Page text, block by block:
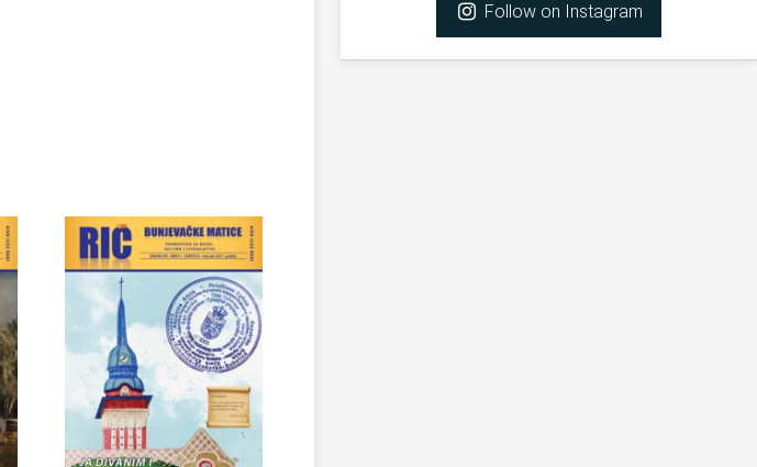
Follow on Instagram